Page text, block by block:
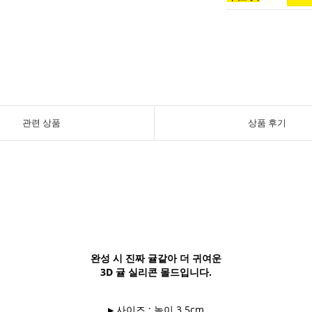
관련 상품 상품 후기
완성 시 진짜 귤같아 더 귀여운
3D 귤 실리콘 몰드입니다.